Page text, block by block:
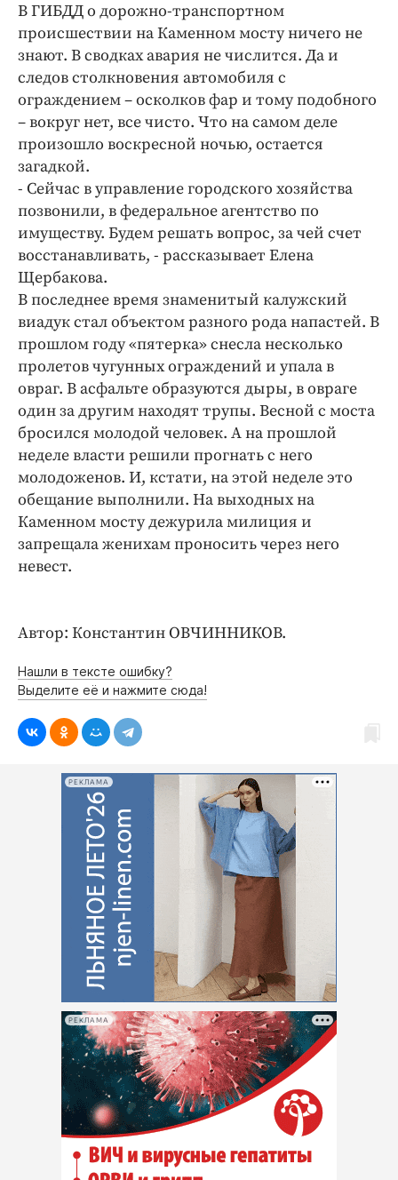
Клиника года
Бренд года
Работодатель года
В ГИБДД о дорожно-транспортном
происшествии на Каменном мосту ничего не
знают. В сводках авария не числится. Да и
следов столкновения автомобиля с
ограждением – осколков фар и тому подобного
– вокруг нет, все чисто. Что на самом деле
произошло воскресной ночью, остается
загадкой.
- Сейчас в управление городского хозяйства
позвонили, в федеральное агентство по
имуществу. Будем решать вопрос, за чей счет
восстанавливать, - рассказывает Елена
Щербакова.
В последнее время знаменитый калужский
виадук стал объектом разного рода напастей. В
прошлом году «пятерка» снесла несколько
пролетов чугунных ограждений и упала в
овраг. В асфальте образуются дыры, в овраге
один за другим находят трупы. Весной с моста
бросился молодой человек. А на прошлой
неделе власти решили прогнать с него
молодоженов. И, кстати, на этой неделе это
обещание выполнили. На выходных на
Каменном мосту дежурила милиция и
запрещала женихам проносить через него
невест.
Автор: Константин ОВЧИННИКОВ.
Нашли в тексте ошибку?
Выделите её и нажмите сюда!
РЕКЛАМА
РЕКЛАМА